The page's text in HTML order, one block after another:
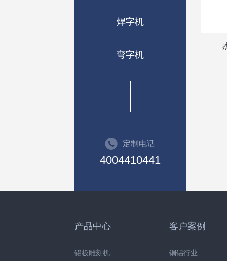
焊字机
弯字机
定制电话
4004410441
产品中心
铝板雕刻机
客户案例
铜铝行业